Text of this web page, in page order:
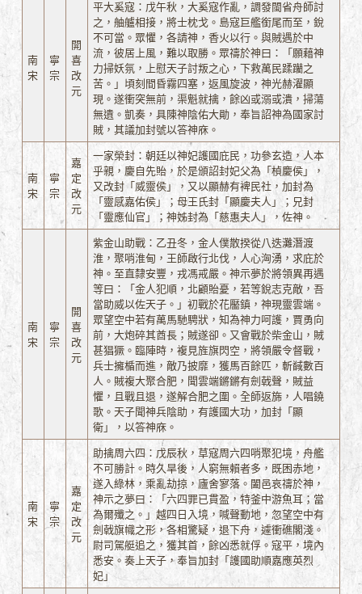
南
宋
寧
宗
開
喜
改
元
平大奚寇：戊午秋，大奚寇作亂，調發閩省舟師討
之，舳艫相接，將士枕戈。島寇巨艦銜尾而至，銳
不可當。眾懼，各請神，香火以行。與賊遇於中
流，彼居上風，難以取勝。眾禱於神曰：「願藉神
力掃妖氛，上慰天子討叛之心，下救萬民蹂躪之
苦。」頃刻間昏霧四塞，返風旋波，神光赫濯顯
現。遂衝突無前，渠魁就擒，餘凶或溺或潰，掃蕩
無遺。凱奏，具陳神陰佑大勛，奉旨詔神為國家討
賊，其議加封號以答神庥。
南
宋
寧
宗
嘉
定
改
元
一家榮封：朝廷以神妃護國庇民，功參玄造，人本
乎親，慶自先貽，於是頒詔封妃父為「楨慶侯」，
又改封「威靈侯」，又以顯赫有裨民社，加封為
「靈感嘉佑侯」；母王氏封「顯慶夫人」；兄封
「靈應仙官」；神姊封為「慈惠夫人」，佐神。
南
宋
寧
宗
開
喜
改
元
紫金山助戰：乙丑冬，金人僕散揆從八迭灘潛渡
淮，聚哨淮甸，王師啟行北伐，人心洶湧，求庇於
神。至直隸安豐，戎馮戒嚴。神示夢於將領異再遇
等曰：「金人犯順，北顧貽憂，若等銳志克敵，吾
當助威以佐天子。」初戰於花靨鎮，神現靈雲端。
眾望空中若有萬馬馳騁狀，知為神力呵護，賈勇向
前，大炮碎其酋長；賊遂卻。又會戰於柴金山，賊
甚猖獗。臨陣時，複見旌旗閃空，將領嚴令督戰，
兵士擁楯而進，敵乃披靡，獲馬百餘匹，斬馘數百
人。賊複大聚合肥，聞雲端鏘鏘有劍戟聲，賊益
懼，且戰且退，遂解合肥之圍。全師返旆，人唱鐃
歌。天子聞神兵陰助，有護國大功，加封「顯
衛」，以答神庥。
南
宋
寧
宗
嘉
定
改
元
助擒周六四：戊辰秋，草寇周六四哨聚犯境，舟艦
不可勝計。時久旱後，人窮無賴者多，既困赤地，
遂入綠林，乘亂劫掠，廬舍寥落。闔邑哀禱於神，
神示之夢曰：「六四罪已貫盈，特釜中游魚耳；當
為爾殲之。」越四日入境，喊聲動地，忽望空中有
劍戟旗幟之形，各相驚疑，退下舟，遽衝礁閣淺。
尉司駕艇追之，獲其首，餘凶悉就俘。寇平，境內
悉安。奏上天子，奉旨加封「護國助順嘉應英烈
妃」